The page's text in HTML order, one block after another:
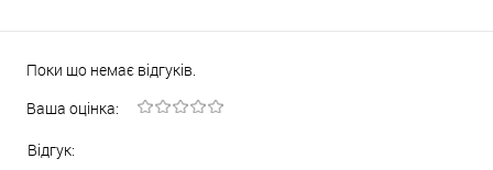
Поки що немає відгуків.
Ваша оцінка:
Відгук: